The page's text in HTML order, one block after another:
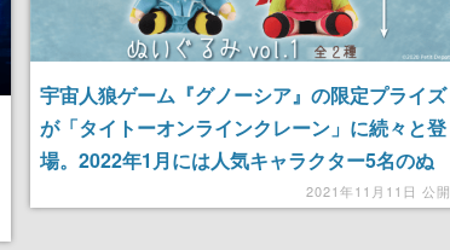
宇宙人狼ゲーム『グノーシア』の限定プライズ
が「タイトーオンラインクレーン」に続々と登
場。2022年1月には人気キャラクター5名のぬ
2021年11月11日 公開